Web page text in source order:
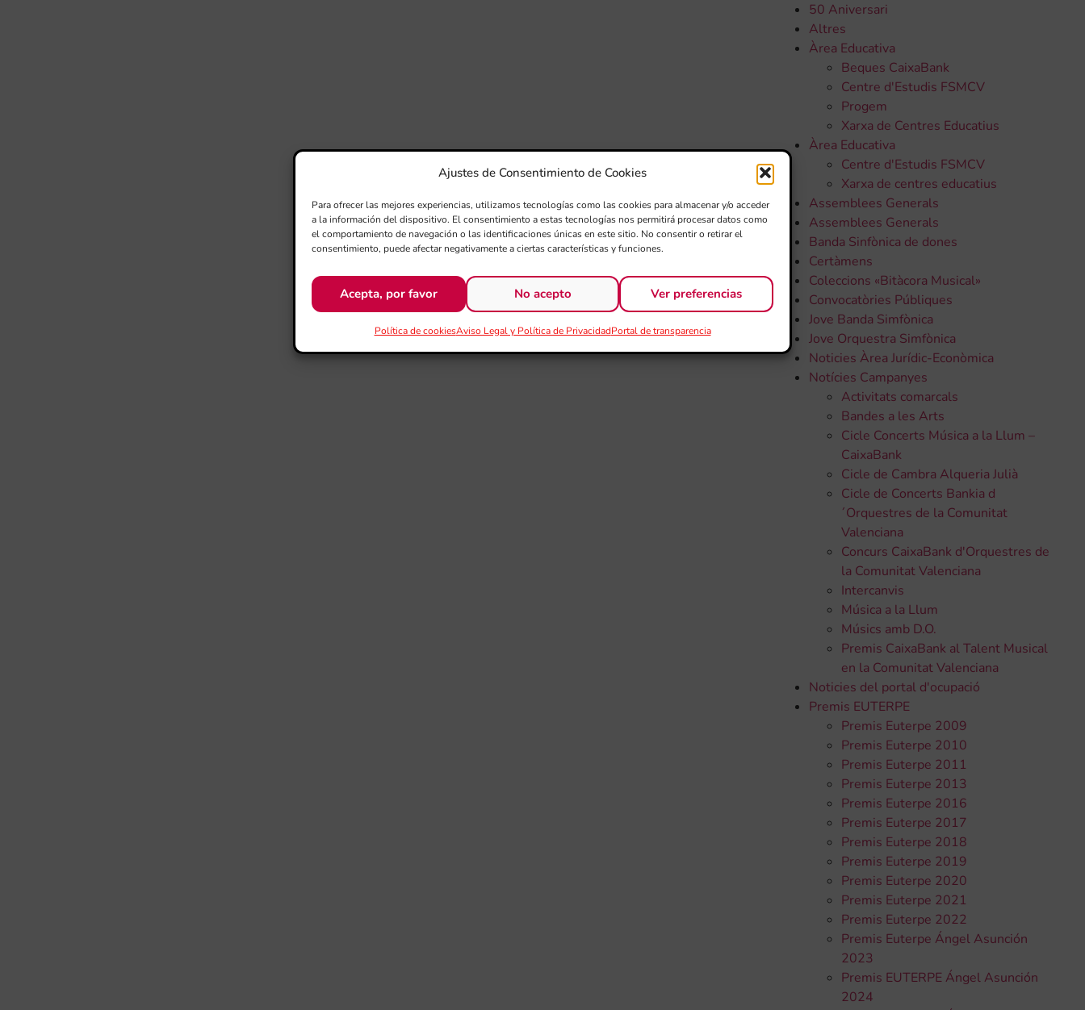
Ajustes de Consentimiento de Cookies
Para ofrecer las mejores experiencias, utilizamos tecnologías como las cookies para almacenar y/o acceder
a la información del dispositivo. El consentimiento a estas tecnologías nos permitirá procesar datos como
el comportamiento de navegación o las identificaciones únicas en este sitio. No consentir o retirar el
consentimiento, puede afectar negativamente a ciertas características y funciones.
Acepta, por favor No acepto Ver preferencias
Política de cookiesAviso Legal y Política de PrivacidadPortal de transparencia
50 Aniversari
Altres
Àrea Educativa
Beques CaixaBank
Centre d'Estudis FSMCV
Progem
Xarxa de Centres Educatius
Àrea Educativa
Centre d'Estudis FSMCV
Xarxa de centres educatius
Assemblees Generals
Assemblees Generals
Banda Sinfònica de dones
Certàmens
Coleccions «Bitàcora Musical»
Convocatòries Públiques
Jove Banda Simfònica
Jove Orquestra Simfònica
Noticies Àrea Jurídic-Econòmica
Notícies Campanyes
Activitats comarcals
Bandes a les Arts
Cicle Concerts Música a la Llum –
CaixaBank
Cicle de Cambra Alqueria Julià
Cicle de Concerts Bankia d
´Orquestres de la Comunitat
Valenciana
Concurs CaixaBank d'Orquestres de
la Comunitat Valenciana
Intercanvis
Música a la Llum
Músics amb D.O.
Premis CaixaBank al Talent Musical
en la Comunitat Valenciana
Noticies del portal d'ocupació
Premis EUTERPE
Premis Euterpe 2009
Premis Euterpe 2010
Premis Euterpe 2011
Premis Euterpe 2013
Premis Euterpe 2016
Premis Euterpe 2017
Premis Euterpe 2018
Premis Euterpe 2019
Premis Euterpe 2020
Premis Euterpe 2021
Premis Euterpe 2022
Premis Euterpe Ángel Asunción
2023
Premis EUTERPE Ángel Asunción
2024